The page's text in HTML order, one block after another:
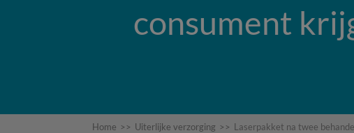
consument
Home >> Uiterlijke verzorging >> Laserpakket na twee